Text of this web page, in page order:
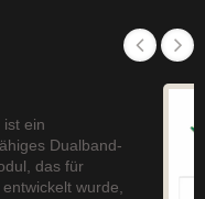
ist ein
Dualband-
das für
wurde,